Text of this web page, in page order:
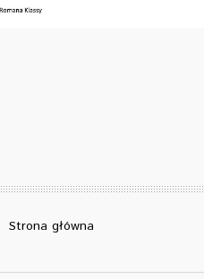
Strona główna